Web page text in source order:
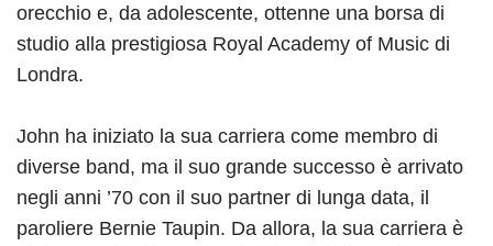
orecchio e, da adolescente, ottenne una borsa di
studio alla prestigiosa Royal Academy of Music di
Londra.
John ha iniziato la sua carriera come membro di
diverse band, ma il suo grande successo è arrivato
negli anni ’70 con il suo partner di lunga data, il
paroliere Bernie Taupin. Da allora, la sua carriera è